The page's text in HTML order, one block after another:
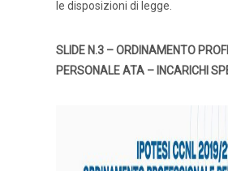
le disposizioni di legge.
SLIDE N.3 – ORDINAMENTO
PERSONALE ATA – INCARICHI